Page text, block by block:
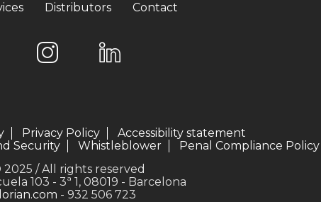
Distributors Contact
Privacy Policy
Accessibility statement
Security Whistleblower
Penal Compliance Policy
2025 / All rights reserved
103 - 3ª 1, 08019 - Barcelona
- 932 506 723